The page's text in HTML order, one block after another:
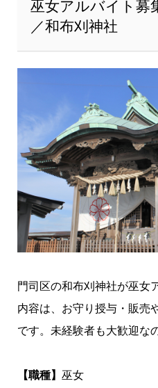
巫女アルバイト募
／和布刈神社
門司区の和布刈神社が巫女
内容は、お守り授与・販売
です。未経験者も大歓迎な
【職種】 巫女